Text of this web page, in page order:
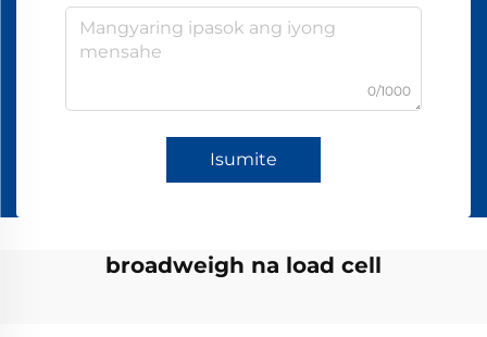
0/1000
Isumite
broadweigh na load cell